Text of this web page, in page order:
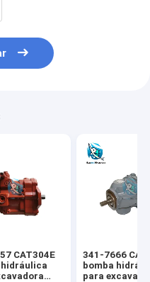
CAT304E
hidráulica
341-7666
bomba
para